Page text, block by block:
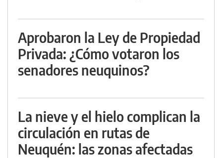
Aprobaron la Ley de Propiedad
Privada: ¿Cómo votaron los
senadores neuquinos?
La nieve y el hielo complican la
circulación en rutas de
Neuquén: las zonas afectadas